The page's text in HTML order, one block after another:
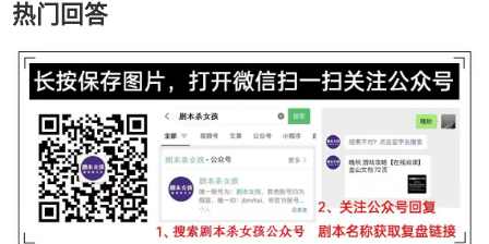
热门回答